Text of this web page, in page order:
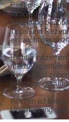
Essen ist
Aktion die
Erfahrung
Tipps und
ein wichtiger
Richtig
meditativ,
Eine selbst
meistens
Kochen ist
Unterhaltung